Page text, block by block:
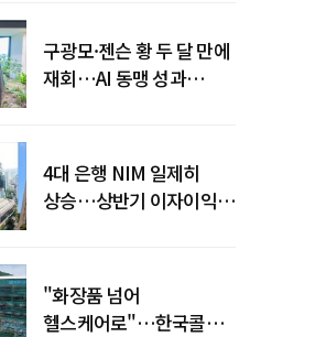
구광모·젠슨 황 두 달 만에
재회…AI 동맹 성과
4대 은행 NIM 일제히
상승…상반기 이자이익
"화장품 넘어
헬스케어로"…한국콜마,